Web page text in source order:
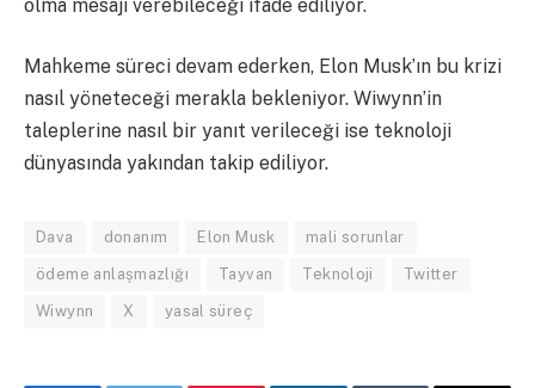
olma mesajı verebileceği ifade ediliyor.
Mahkeme süreci devam ederken, Elon Musk’ın bu krizi
nasıl yöneteceği merakla bekleniyor. Wiwynn’in
taleplerine nasıl bir yanıt verileceği ise teknoloji
dünyasında yakından takip ediliyor.
Dava donanım Elon Musk mali sorunlar
ödeme anlaşmazlığı Tayvan Teknoloji Twitter
Wiwynn X yasal süreç